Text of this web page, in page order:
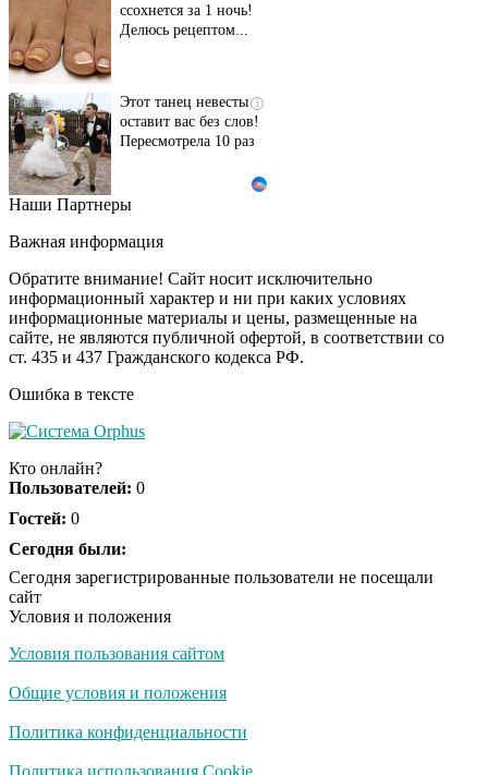
ссохнется за 1 ночь!
Делюсь рецептом...
i
Этот танец невесты
оставит вас без слов!
Пересмотрела 10 раз
Ролик длится пару
шоке от увиденного
i
Ролик из Омска: вы
будете смеяться долго
Ржу не переставая, это
Скрытая камера на
люди вытворяют, когда
Ролик длится
смеяться вы будете
Королева вагона
Наши Партнеры
Важная информация
Обратите внимание! Сайт носит исключительно
информационный характер и ни при каких условиях
информационные материалы и цены, размещенные на
сайте, не являются публичной офертой, в соответствии со
ст. 435 и 437 Гражданского кодекса РФ.
Ошибка в тексте
Кто онлайн?
Пользователей: 0
Гостей: 0
Сегодня были:
Сегодня зарегистрированные пользователи не посещали
сайт
Условия и положения
Условия пользования сайтом
Общие условия и положения
Политика конфиденциальности
Политика использования Cookie